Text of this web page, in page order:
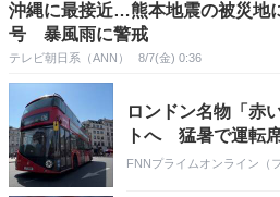
沖縄に最接近…熊本地震の被災
号 暴風雨に警戒
テレビ朝日系（ANN） 8/7(金) 0:36
ロンドン名物「赤
トへ 猛暑で運転
FNNプライムオンライン（